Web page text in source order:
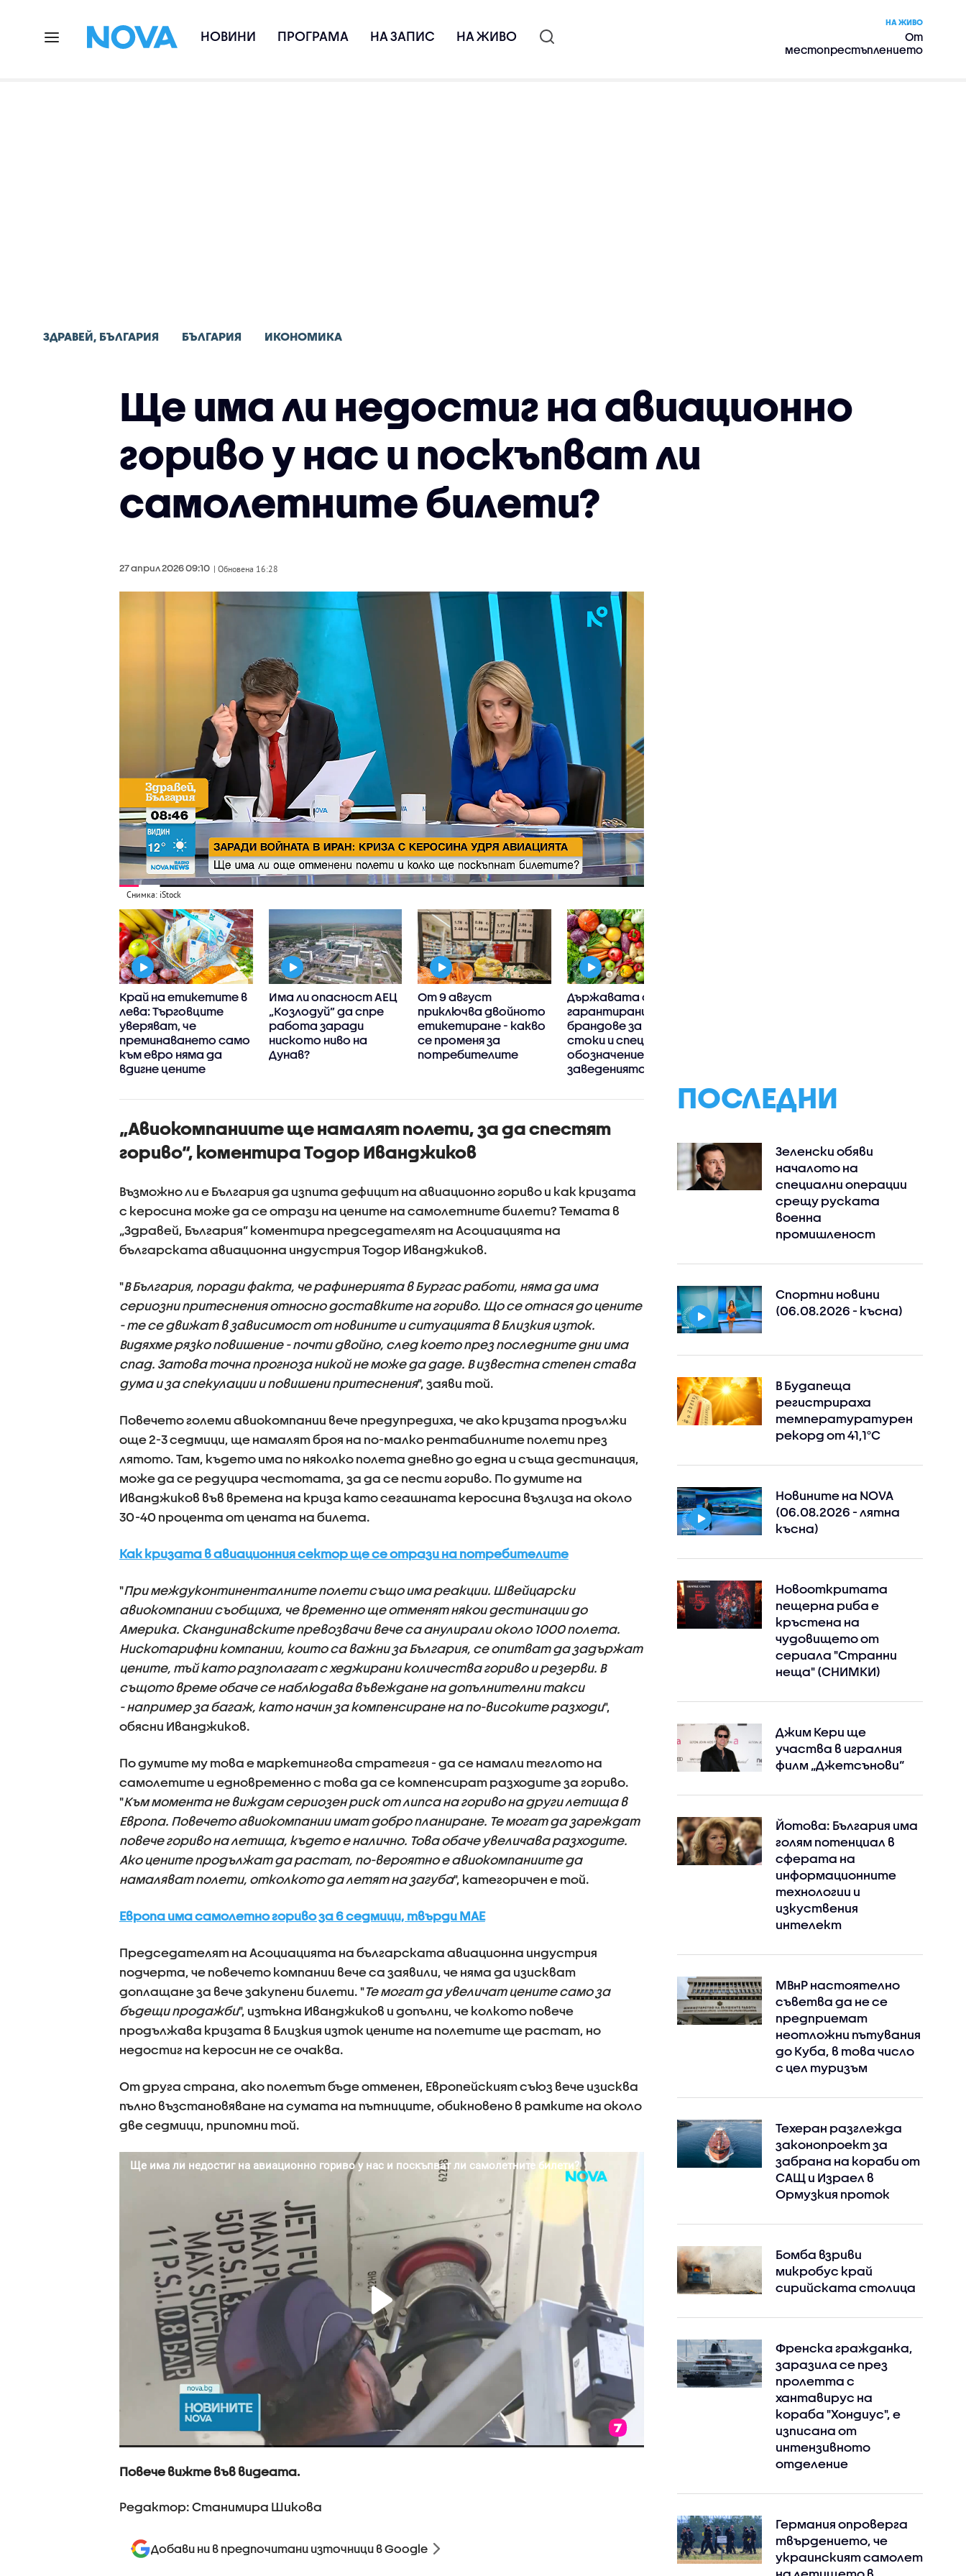
НОВИНИ ПРОГРАМА НА ЗАПИС НА ЖИВО
НА ЖИВО
От
местопрестъплението
ЗДРАВЕЙ, БЪЛГАРИЯ БЪЛГАРИЯ ИКОНОМИКА
Ще има ли недостиг на авиационно
гориво у нас и поскъпват ли
самолетните билети?
27 април 2026 09:10 | Обновена 16:28
Снимка: iStock
Край на етикетите в
лева: Търговците
уверяват, че
преминаването само
към евро няма да
вдигне цените
Има ли опасност АЕЦ
„Козлодуй” да спре
работа заради
ниското ниво на
Дунав?
От 9 август
приключва двойното
етикетиране - какво
се променя за
потребителите
Държавата обмисля
гарантирани
брандове за родни
стоки и специално
обозначение за
заведенията
„Авиокомпаниите ще намалят полети, за да спестят
гориво“, коментира Тодор Иванджиков
Възможно ли е България да изпита дефицит на авиационно гориво и как кризата
с керосина може да се отрази на цените на самолетните билети? Темата в
„Здравей, България” коментира председателят на Асоциацията на
българската авиационна индустрия Тодор Иванджиков.
"В България, поради факта, че рафинерията в Бургас работи, няма да има
сериозни притеснения относно доставките на гориво. Що се отнася до цените
- те се движат в зависимост от новините и ситуацията в Близкия изток.
Видяхме рязко повишение - почти двойно, след което през последните дни има
спад. Затова точна прогноза никой не може да даде. В известна степен става
дума и за спекулации и повишени притеснения", заяви той.
Повечето големи авиокомпании вече предупредиха, че ако кризата продължи
още 2-3 седмици, ще намалят броя на по-малко рентабилните полети през
лятото. Там, където има по няколко полета дневно до една и съща дестинация,
може да се редуцира честотата, за да се пести гориво. По думите на
Иванджиков във времена на криза като сегашната керосина възлиза на около
30-40 процента от цената на билета.
Как кризата в авиационния сектор ще се отрази на потребителите
"При междуконтиненталните полети също има реакции. Швейцарски
авиокомпании съобщиха, че временно ще отменят някои дестинации до
Америка. Скандинавските превозвачи вече са анулирали около 1000 полета.
Нискотарифни компании, които са важни за България, се опитват да задържат
цените, тъй като разполагат с хеджирани количества гориво и резерви. В
същото време обаче се наблюдава въвеждане на допълнителни такси
- например за багаж, като начин за компенсиране на по-високите разходи",
обясни Иванджиков.
По думите му това е маркетингова стратегия - да се намали теглото на
самолетите и едновременно с това да се компенсират разходите за гориво.
"Към момента не виждам сериозен риск от липса на гориво на други летища в
Европа. Повечето авиокомпании имат добро планиране. Те могат да зареждат
повече гориво на летища, където е налично. Това обаче увеличава разходите.
Ако цените продължат да растат, по-вероятно е авиокомпаниите да
намаляват полети, отколкото да летят на загуба", категоричен е той.
Европа има самолетно гориво за 6 седмици, твърди МАЕ
Председателят на Асоциацията на българската авиационна индустрия
подчерта, че повечето компании вече са заявили, че няма да изискват
доплащане за вече закупени билети. "Те могат да увеличат цените само за
бъдещи продажби", изтъкна Иванджиков и допълни, че колкото повече
продължава кризата в Близкия изток цените на полетите ще растат, но
недостиг на керосин не се очаква.
От друга страна, ако полетът бъде отменен, Европейският съюз вече изисква
пълно възстановяване на сумата на пътниците, обикновено в рамките на около
две седмици, припомни той.
Повече вижте във видеата.
Редактор: Станимира Шикова
Добави ни в предпочитани източници в Google
ПОСЛЕДНИ
Зеленски обяви
началото на
специални операции
срещу руската
военна
промишленост
Спортни новини
(06.08.2026 - късна)
В Будапеща
регистрираха
температуратурен
рекорд от 41,1°C
Новините на NOVA
(06.08.2026 - лятна
късна)
Новооткритата
пещерна риба е
кръстена на
чудовището от
сериала "Странни
неща" (СНИМКИ)
Джим Кери ще
участва в игралния
филм „Джетсънови“
Йотова: България има
голям потенциал в
сферата на
информационните
технологии и
изкуствения
интелект
МВнР настоятелно
съветва да не се
предприемат
неотложни пътувания
до Куба, в това число
с цел туризъм
Техеран разглежда
законопроект за
забрана на кораби от
САЩ и Израел в
Ормузкия проток
Бомба взриви
микробус край
сирийската столица
Френска гражданка,
заразила се през
пролетта с
хантавирус на
кораба "Хондиус", е
изписана от
интензивното
отделение
Германия опроверга
твърдението, че
украинският самолет